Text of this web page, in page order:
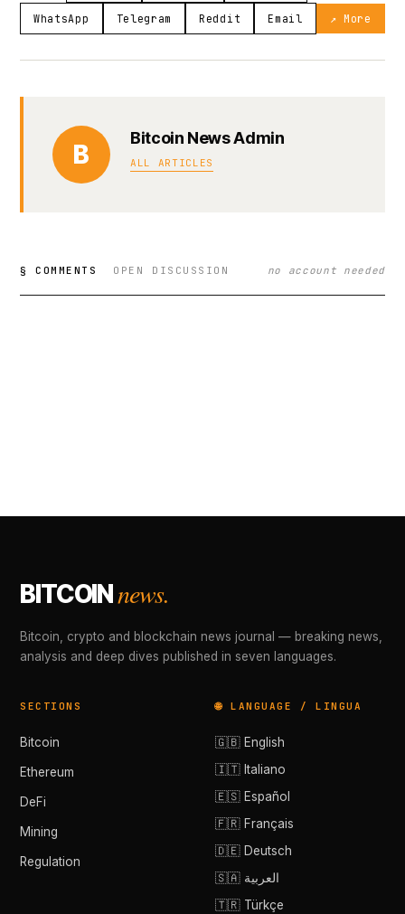
WhatsApp Telegram Reddit Email ↗ More
B
Bitcoin News Admin
ALL ARTICLES
§ COMMENTS OPEN DISCUSSION no account needed
BITCOINnews.
Bitcoin, crypto and blockchain news journal — breaking news,
analysis and deep dives published in seven languages.
SECTIONS
Bitcoin
Ethereum
DeFi
Mining
Regulation
🌐 LANGUAGE / LINGUA
🇬🇧 English
🇮🇹 Italiano
🇪🇸 Español
🇫🇷 Français
🇩🇪 Deutsch
🇸🇦 العربية
🇹🇷 Türkçe